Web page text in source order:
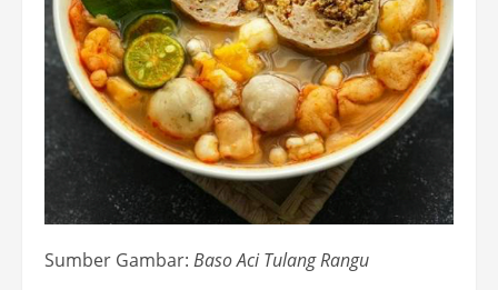
Sumber Gambar: Baso Aci Tulang Rangu